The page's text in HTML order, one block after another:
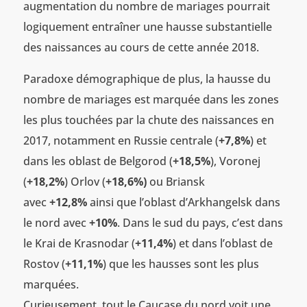
augmentation du nombre de mariages pourrait
logiquement entraîner une hausse substantielle
des naissances au cours de cette année 2018.
Paradoxe démographique de plus, la hausse du
nombre de mariages est marquée dans les zones
les plus touchées par la chute des naissances en
2017, notamment en Russie centrale (+7,8%) et
dans les oblast de Belgorod (+18,5%), Voronej
(+18,2%) Orlov (+18,6%)ou Briansk
avec +12,8%ainsi que l’oblast d’Arkhangelsk dans
le nord avec +10%. Dans le sud du pays, c’est dans
le Krai de Krasnodar (+11,4%) et dans l’oblast de
Rostov (+11,1%) que les hausses sont les plus
marquées.